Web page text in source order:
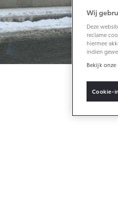
Vanaf € 33.495,-
Toyota C-HR+
Vanaf € 37.995,-
Wij
Deze
reclame
hiermee
indien
Bekijk onze
Cookie-